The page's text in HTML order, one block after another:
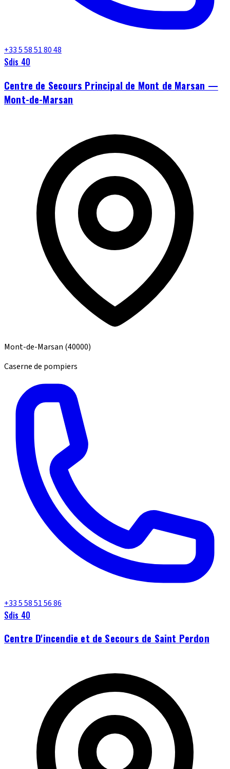
+33 5 58 51 80 48
Sdis 40
Centre de Secours Principal de Mont de Marsan —
Mont-de-Marsan
Mont-de-Marsan (40000)
Caserne de pompiers
+33 5 58 51 56 86
Sdis 40
Centre D'incendie et de Secours de Saint Perdon